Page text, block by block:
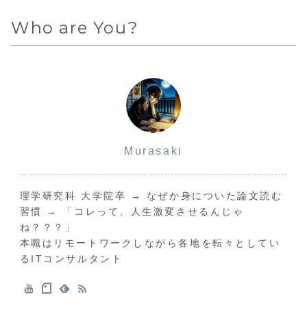
Who are You?
Murasaki
理学研究科 大学院卒 → なぜか身についた論文読む
習慣 → 「コレって、人生激変させるんじゃ
ね？？？」
本職はリモートワークしながら各地を転々としてい
るITコンサルタント